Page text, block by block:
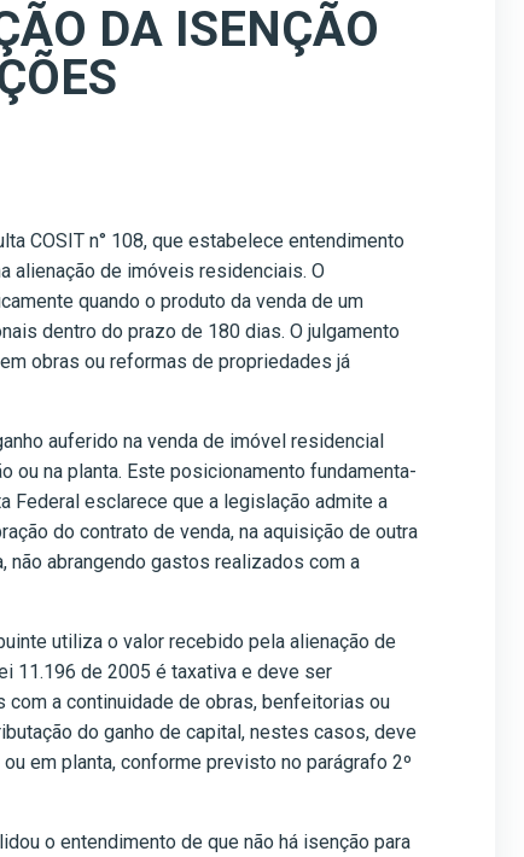
DA ISENÇÃO
COSIT n° 108, que estabelece entendimento
alienação de imóveis residenciais. O
quando o produto da venda de um
dentro do prazo de 180 dias. O julgamento
obras ou reformas de propriedades já
auferido na venda de imóvel residencial
na planta. Este posicionamento fundamenta-
Federal esclarece que a legislação admite a
do contrato de venda, na aquisição de outra
não abrangendo gastos realizados com a
utiliza o valor recebido pela alienação de
11.196 de 2005 é taxativa e deve ser
a continuidade de obras, benfeitorias ou
do ganho de capital, nestes casos, deve
em planta, conforme previsto no parágrafo 2º
o entendimento de que não há isenção para